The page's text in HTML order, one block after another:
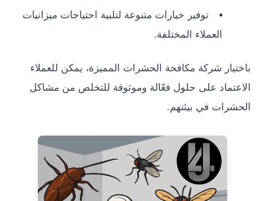
توفير خيارات متنوعة لتلبية احتياجات ميزانيات
العملاء المختلفة.
شركة مكافحة الحشرات المميزة، يمكن للعملاء
على حلول فعّالة وموثوقة للتخلص من مشاكل
في بيئتهم.